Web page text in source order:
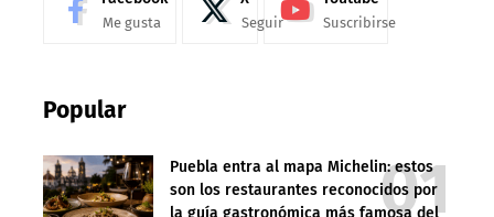
Me gusta Seguir Suscribirse
Popular
Puebla entra al mapa Michelin: estos
son los restaurantes reconocidos por